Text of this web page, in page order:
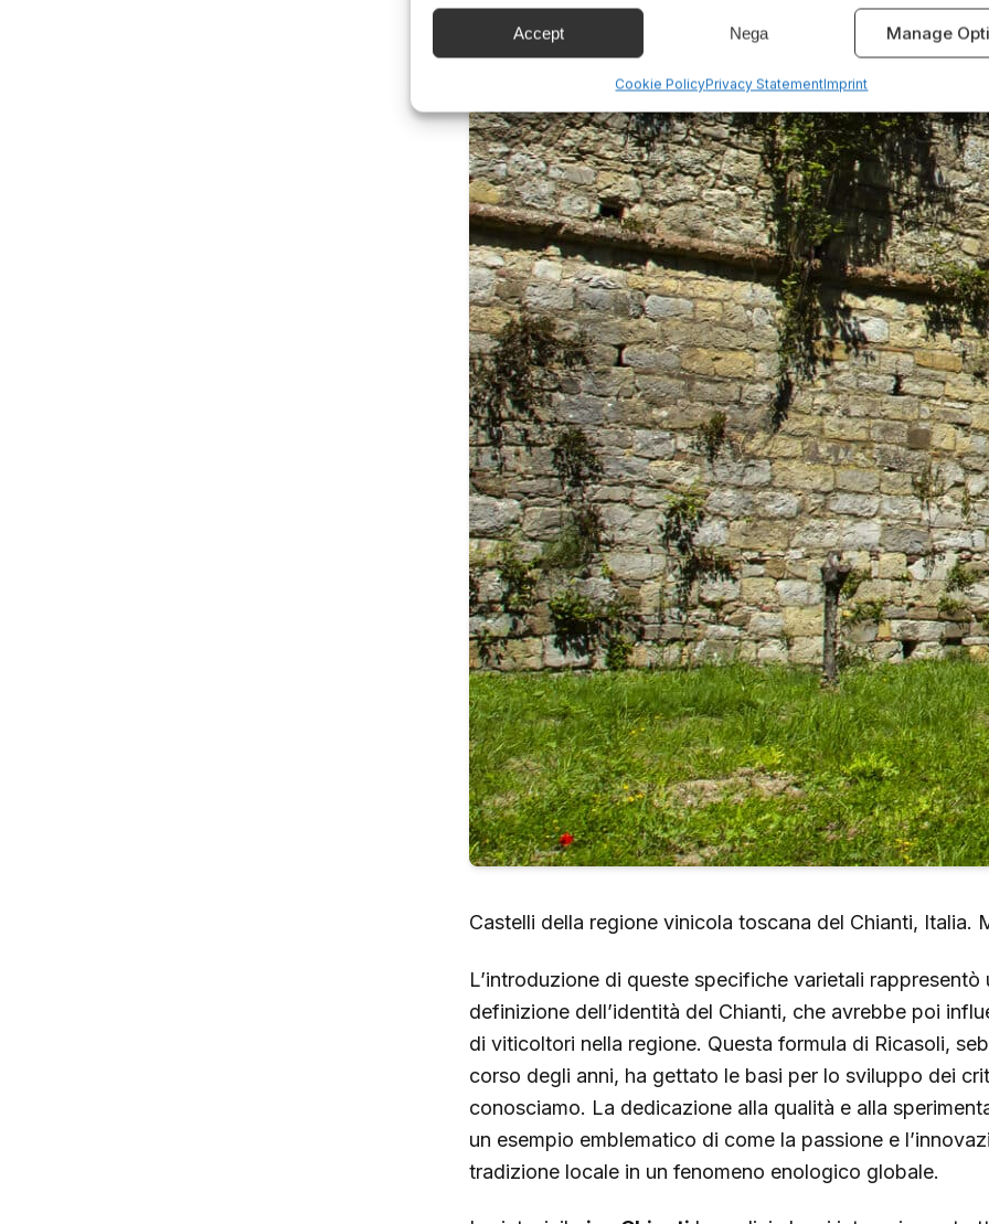
Accept Nega Manage
Cookie PolicyPrivacy StatementImprint
Castelli della regione vinicola toscana del Chianti,
L’introduzione di queste specifiche varietali rappresentò
definizione dell’identità del Chianti, che avrebbe poi
di viticoltori nella regione. Questa formula di Ricasoli,
corso degli anni, ha gettato le basi per lo sviluppo dei
conosciamo. La dedicazione alla qualità e alla
un esempio emblematico di come la passione e
tradizione locale in un fenomeno enologico globale.